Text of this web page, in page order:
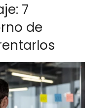
7
de